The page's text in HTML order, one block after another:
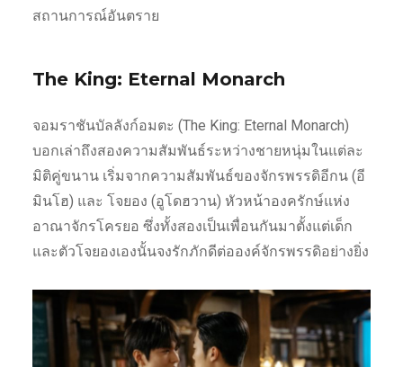
สถานการณ์อันตราย
The King: Eternal Monarch
จอมราชันบัลลังก์อมตะ (The King: Eternal Monarch)
บอกเล่าถึงสองความสัมพันธ์ระหว่างชายหนุ่มในแต่ละ
มิติคู่ขนาน เริ่มจากความสัมพันธ์ของจักรพรรดิอีกน (อี
มินโฮ) และ โจยอง (อูโดฮวาน) หัวหน้าองครักษ์แห่ง
อาณาจักรโครยอ ซึ่งทั้งสองเป็นเพื่อนกันมาตั้งแต่เด็ก
และตัวโจยองเองนั้นจงรักภักดีต่อองค์จักรพรรดิอย่างยิ่ง